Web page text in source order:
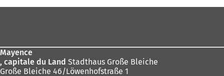
:
Mayence
, capitale du Land Stadthaus Große Bleiche
Große Bleiche 46/Löwenhofstraße 1